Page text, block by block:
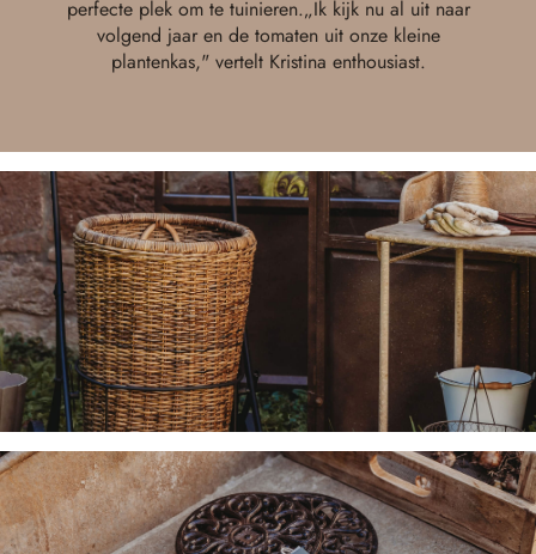
perfecte plek om te tuinieren.„Ik kijk nu al uit naar
volgend jaar en de tomaten uit onze kleine
plantenkas," vertelt Kristina enthousiast.